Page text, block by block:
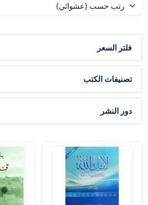
فلتر السعر
تصنيفات الكتب
دور النشر